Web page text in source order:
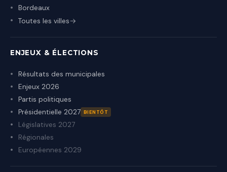
Bordeaux
Toutes les villes
ENJEUX & ÉLECTIONS
Résultats des municipales
Enjeux 2026
Partis politiques
Présidentielle 2027 BIENTÔT
Législatives 2027
Régionales
Européennes 2029